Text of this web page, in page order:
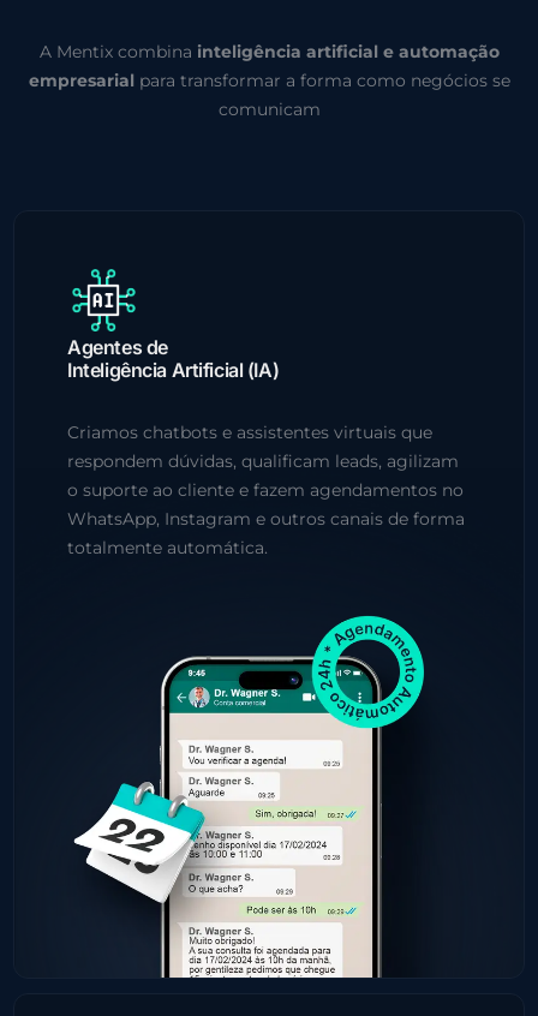
A Mentix combina inteligência artificial e automação
empresarial para transformar a forma como negócios se
comunicam
Agentes de
Inteligência Artificial (IA)
Criamos chatbots e assistentes virtuais que
respondem dúvidas, qualificam leads, agilizam
o suporte ao cliente e fazem agendamentos no
WhatsApp, Instagram e outros canais de forma
totalmente automática.